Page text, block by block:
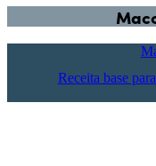
Receita base